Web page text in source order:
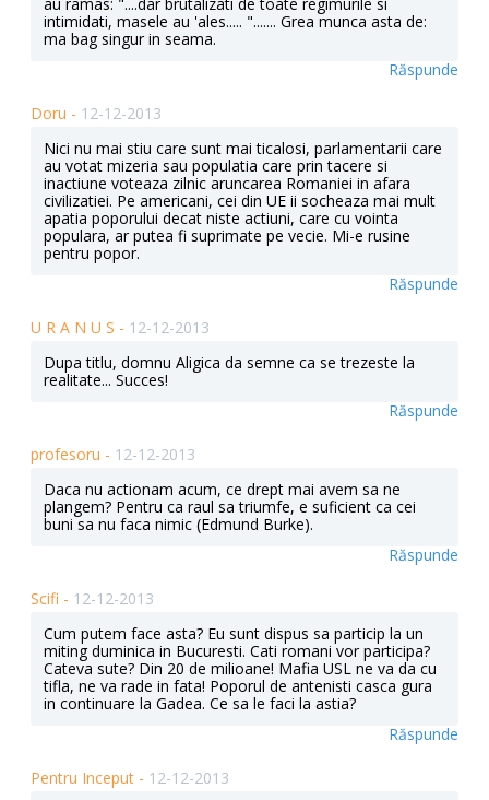
intimidati, masele au 'ales..... "....... Grea munca asta de:
ma bag singur in seama.
Răspunde
Doru - 12-12-2013
Nici nu mai stiu care sunt mai ticalosi, parlamentarii care
au votat mizeria sau populatia care prin tacere si
inactiune voteaza zilnic aruncarea Romaniei in afara
civilizatiei. Pe americani, cei din UE ii socheaza mai mult
apatia poporului decat niste actiuni, care cu vointa
populara, ar putea fi suprimate pe vecie. Mi-e rusine
pentru popor.
Răspunde
U R A N U S - 12-12-2013
Dupa titlu, domnu Aligica da semne ca se trezeste la
realitate... Succes!
Răspunde
profesoru - 12-12-2013
Daca nu actionam acum, ce drept mai avem sa ne
plangem? Pentru ca raul sa triumfe, e suficient ca cei
buni sa nu faca nimic (Edmund Burke).
Răspunde
Scifi - 12-12-2013
Cum putem face asta? Eu sunt dispus sa particip la un
miting duminica in Bucuresti. Cati romani vor participa?
Cateva sute? Din 20 de milioane! Mafia USL ne va da cu
tifla, ne va rade in fata! Poporul de antenisti casca gura
in continuare la Gadea. Ce sa le faci la astia?
Răspunde
Pentru Inceput - 12-12-2013